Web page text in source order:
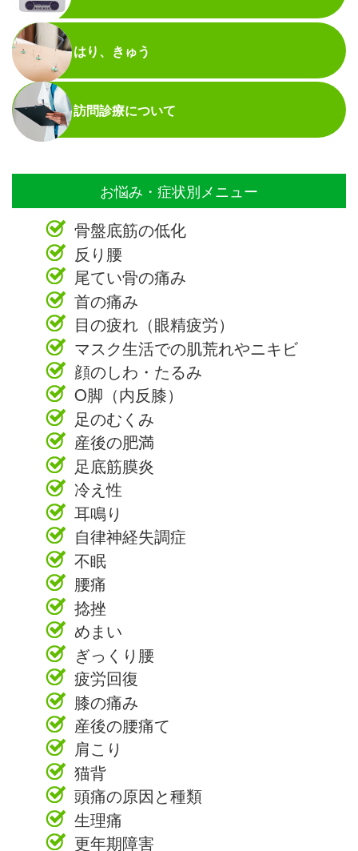
はり、きゅう
訪問診療について
お悩み・症状別メニュー
骨盤底筋の低化
反り腰
尾てい骨の痛み
首の痛み
目の疲れ（眼精疲労）
マスク生活での肌荒れやニキビ
顔のしわ・たるみ
O脚（内反膝）
足のむくみ
産後の肥満
足底筋膜炎
冷え性
耳鳴り
自律神経失調症
不眠
腰痛
捻挫
めまい
ぎっくり腰
疲労回復
膝の痛み
産後の腰痛て
肩こり
猫背
頭痛の原因と種類
生理痛
更年期障害